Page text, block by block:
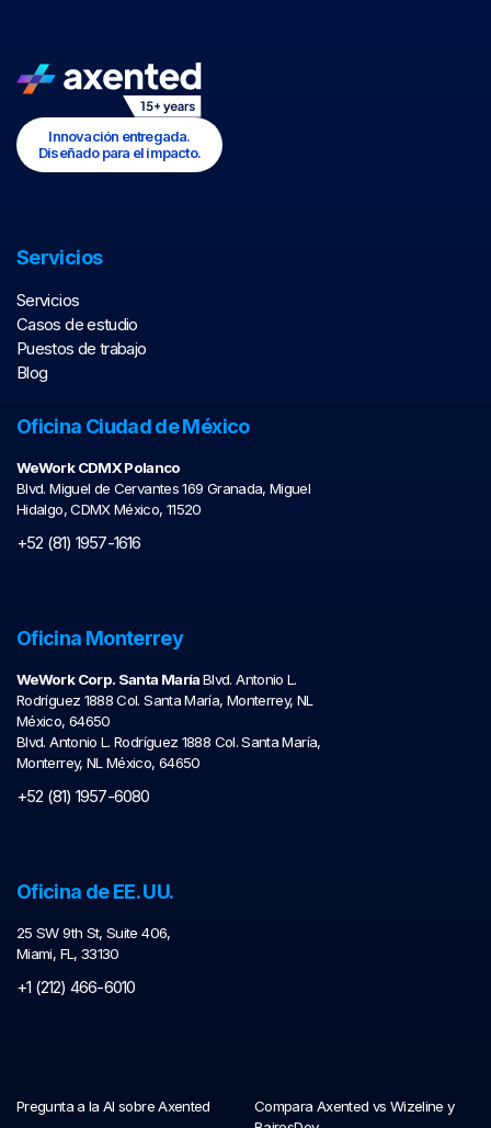
Innovación entregada.
Diseñado para el impacto.
Servicios
Servicios
Casos de estudio
Puestos de trabajo
Blog
Oficina Ciudad de México
WeWork CDMX Polanco
Blvd. Miguel de Cervantes 169 Granada, Miguel
Hidalgo, CDMX México, 11520
+52 (81) 1957-1616
Oficina Monterrey
WeWork Corp. Santa MaríaBlvd. Antonio L.
Rodríguez 1888 Col. Santa María, Monterrey, NL
México, 64650
Blvd. Antonio L. Rodríguez 1888 Col. Santa María,
Monterrey, NL México, 64650
+52 (81) 1957-6080
Oficina de EE. UU.
25 SW 9th St, Suite 406,
Miami, FL, 33130
+1 (212) 466-6010
Pregunta a la AI sobre Axented
Compara Axented vs Wizeline y